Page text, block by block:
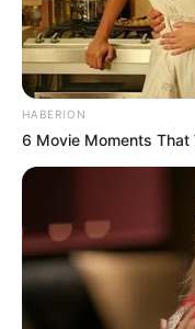
HABERION
6 Movie Moments That